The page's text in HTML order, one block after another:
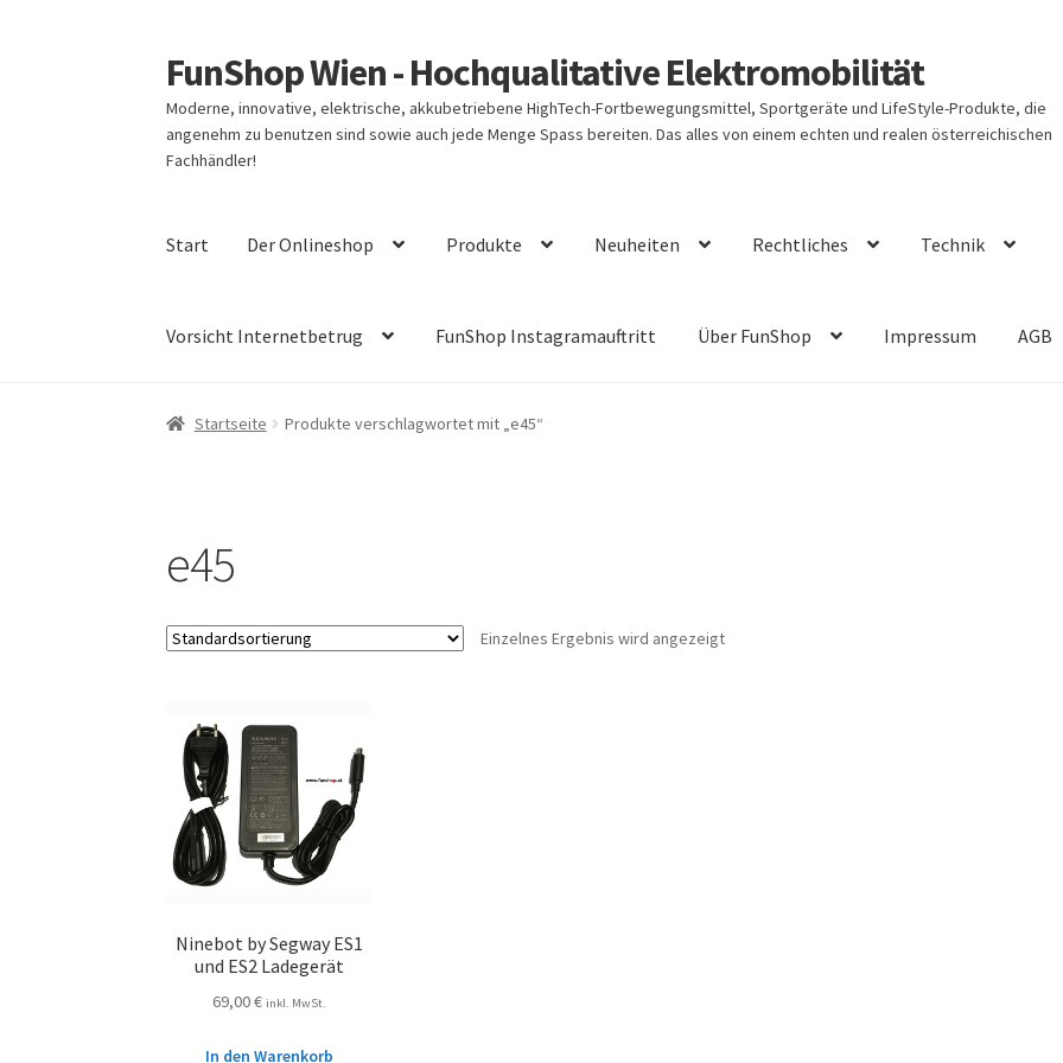
Zur
Navigation
springen
Zum
Inhalt
springen
FunShop Wien - Hochqualitative Elektromobilität
Moderne, innovative, elektrische, akkubetriebene HighTech-Fortbewegungsmittel, Sportgeräte und LifeStyle-Produkte, die
angenehm zu benutzen sind sowie auch jede Menge Spass bereiten. Das alles von einem echten und realen österreichischen
Fachhändler!
Start Der Onlineshop Produkte Neuheiten Rechtliches Technik
Vorsicht Internetbetrug FunShop Instagramauftritt Über FunShop Impressum AGB
Startseite Produkte verschlagwortet mit „e45“
e45
Einzelnes Ergebnis wird angezeigt
Ninebot by Segway ES1
und ES2 Ladegerät
69,00€ inkl. MwSt.
In den Warenkorb